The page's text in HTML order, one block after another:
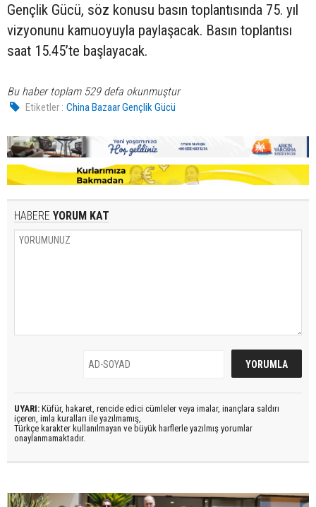
Gençlik Gücü, söz konusu basın toplantısında 75. yıl
vizyonunu kamuoyuyla paylaşacak. Basın toplantısı
saat 15.45’te başlayacak.
Bu haber toplam 529 defa okunmuştur
Etiketler : China Bazaar Gençlik Gücü
HABERE YORUM KAT
UYARI: Küfür, hakaret, rencide edici cümleler veya imalar, inançlara saldırı
içeren, imla kuralları ile yazılmamış,
Türkçe karakter kullanılmayan ve büyük harflerle yazılmış yorumlar
onaylanmamaktadır.